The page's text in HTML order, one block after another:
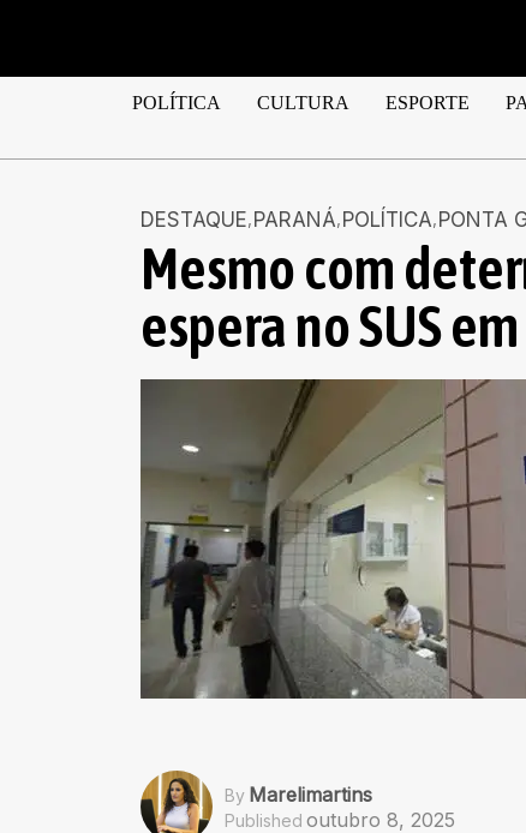
POLÍTICA CULTURA ESPORTE
DESTAQUE PARANÁ POLÍTICA PONTA
Mesmo com
espera no SUS
By Marelimartins
Published outubro 8, 2025